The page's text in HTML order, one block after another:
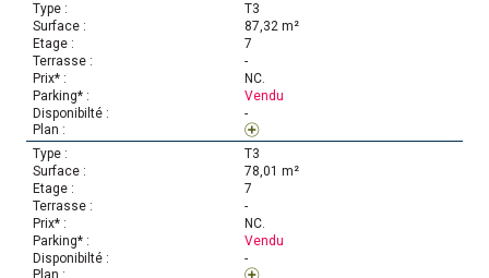
T3
87,32 m²
7
-
NC.
Vendu
-
T3
78,01 m²
7
-
NC.
Vendu
-